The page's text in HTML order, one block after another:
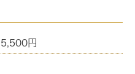
5,500円